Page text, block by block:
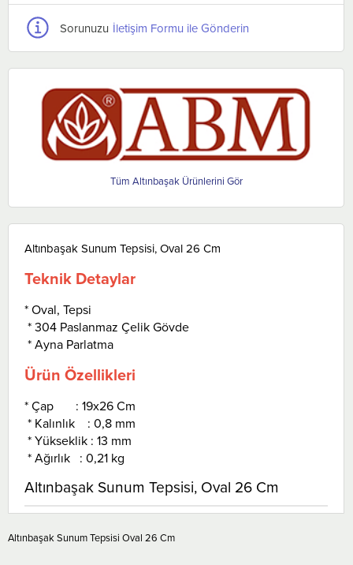
Sorunuzu İletişim Formu ile Gönderin
Altınbaşak
Altınbaşak Sunum Tepsisi, Oval 26 Cm
Teknik Detaylar
* Oval, Tepsi
* 304 Paslanmaz Çelik Gövde
* Ayna Parlatma
Ürün Özellikleri
* Çap : 19x26 Cm
* Kalınlık : 0,8 mm
* Yükseklik : 13 mm
* Ağırlık : 0,21 kg
Altınbaşak Sunum Tepsisi, Oval 26 Cm
Altınbaşak Sunum Tepsisi Oval 26 Cm